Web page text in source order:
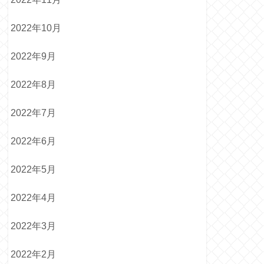
2022年10月
2022年9月
2022年8月
2022年7月
2022年6月
2022年5月
2022年4月
2022年3月
2022年2月